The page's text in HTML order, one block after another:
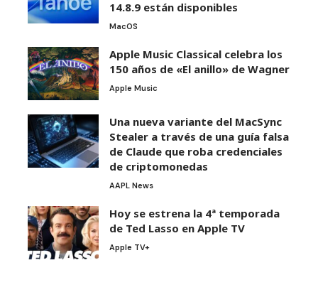
14.8.9 están disponibles
MacOS
Apple Music Classical celebra los
150 años de «El anillo» de Wagner
Apple Music
Una nueva variante del MacSync
Stealer a través de una guía falsa
de Claude que roba credenciales
de criptomonedas
AAPL News
Hoy se estrena la 4ª temporada
de Ted Lasso en Apple TV
Apple TV+